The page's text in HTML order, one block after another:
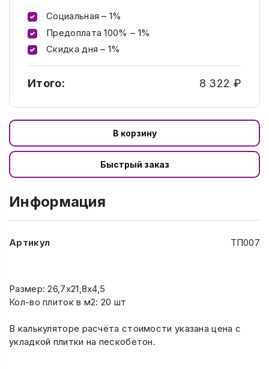
Социальная – 1%
Предоплата 100% – 1%
Скидка дня – 1%
Итого: 8 322 ₽
В корзину
Быстрый заказ
Информация
Артикул ТП007
Размер: 26,7х21,8х4,5
Кол-во плиток в м2: 20 шт
В калькуляторе расчёта стоимости указана цена с
укладкой плитки на пескобетон.